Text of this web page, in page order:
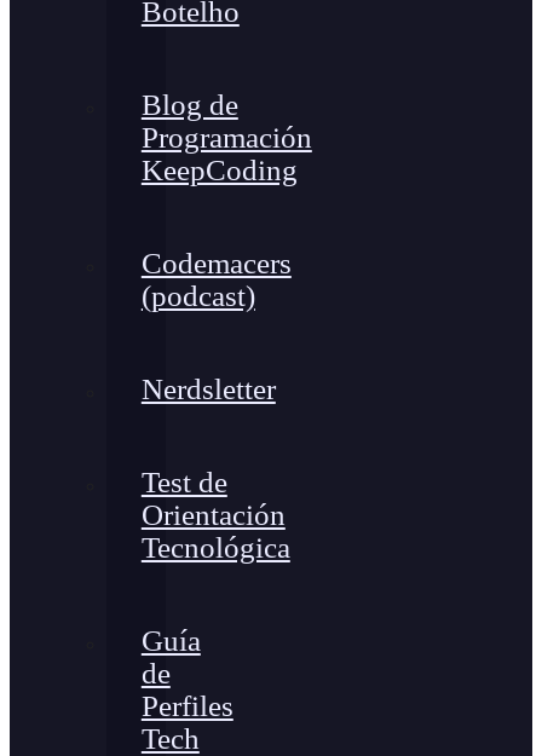
Botelho
Blog de
Programación
KeepCoding
Codemacers
(podcast)
Nerdsletter
Test de
Orientación
Tecnológica
Guía
de
Perfiles
Tech